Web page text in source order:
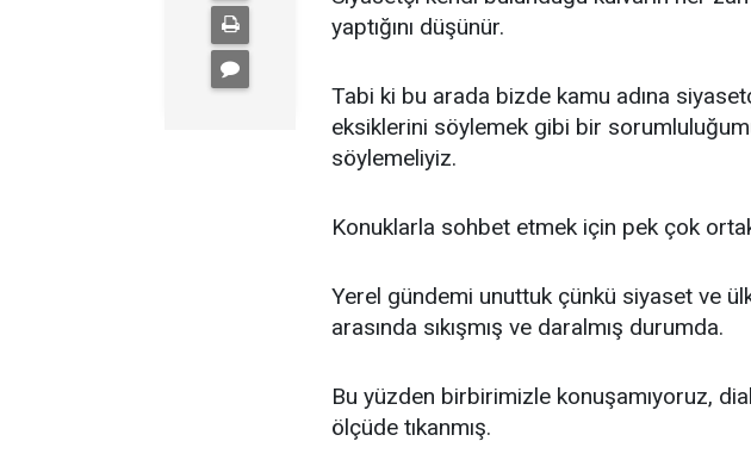
yaptığını düşünür.
Tabi ki bu arada bizde kamu adına
eksiklerini söylemek gibi bir
söylemeliyiz.
Konuklarla sohbet etmek için pek çok
Yerel gündemi unuttuk çünkü siyaset ve
arasında sıkışmış ve daralmış durumda.
Bu yüzden birbirimizle konuşamıyoruz,
ölçüde tıkanmış.